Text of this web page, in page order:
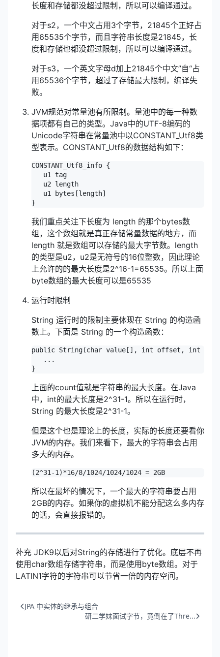
长度和存储都没超过限制，所以可以编译通过。
对于s2，一个中文占用3个字节，21845个正好占
用65535个字节，而且字符串长度是21845，长
度和存储也都没超过限制，所以可以编译通过。
对于s3，一个英文字母d加上21845个中文”自“占
用65536个字节，超过了存储最大限制，编译失
败。
JVM规范对常量池有所限制。量池中的每一种数
据项都有自己的类型。Java中的UTF-8编码的
Unicode字符串在常量池中以CONSTANT_Utf8类
型表示。CONSTANT_Utf8的数据结构如下：
CONSTANT_Utf8_info {
   u1 tag
   u2 length
   u1 bytes[length]
}
我们重点关注下长度为 length 的那个bytes数
组，这个数组就是真正存储常量数据的地方，而
length 就是数组可以存储的最大字节数。length
的类型是u2，u2是无符号的16位整数，因此理论
上允许的的最大长度是2^16-1=65535。所以上面
byte数组的最大长度可以是65535
运行时限制
String 运行时的限制主要体现在 String 的构造函
数上。下面是 String 的一个构造函数：
public String(char value[], int offset, int
   ...
}
上面的count值就是字符串的最大长度。在Java
中，int的最大长度是2^31-1。所以在运行时，
String 的最大长度是2^31-1。
但是这个也是理论上的长度，实际的长度还要看你
JVM的内存。我们来看下，最大的字符串会占用
多大的内存。
(2^31-1)*16/8/1024/1024/1024 = 2GB
所以在最坏的情况下，一个最大的字符串要占用
2GB的内存。如果你的虚拟机不能分配这么多内存
的话，会直接报错的。
补充 JDK9以后对String的存储进行了优化。底层不再
使用char数组存储字符串，而是使用byte数组。对于
LATIN1字符的字符串可以节省一倍的内存空间。
JPA 中实体的继承与组合
研二学妹面试字节，竟倒在了Thre...